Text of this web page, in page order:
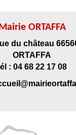
ORTAFFA
du château
ORTAFFA
: 04 68 22 17 08